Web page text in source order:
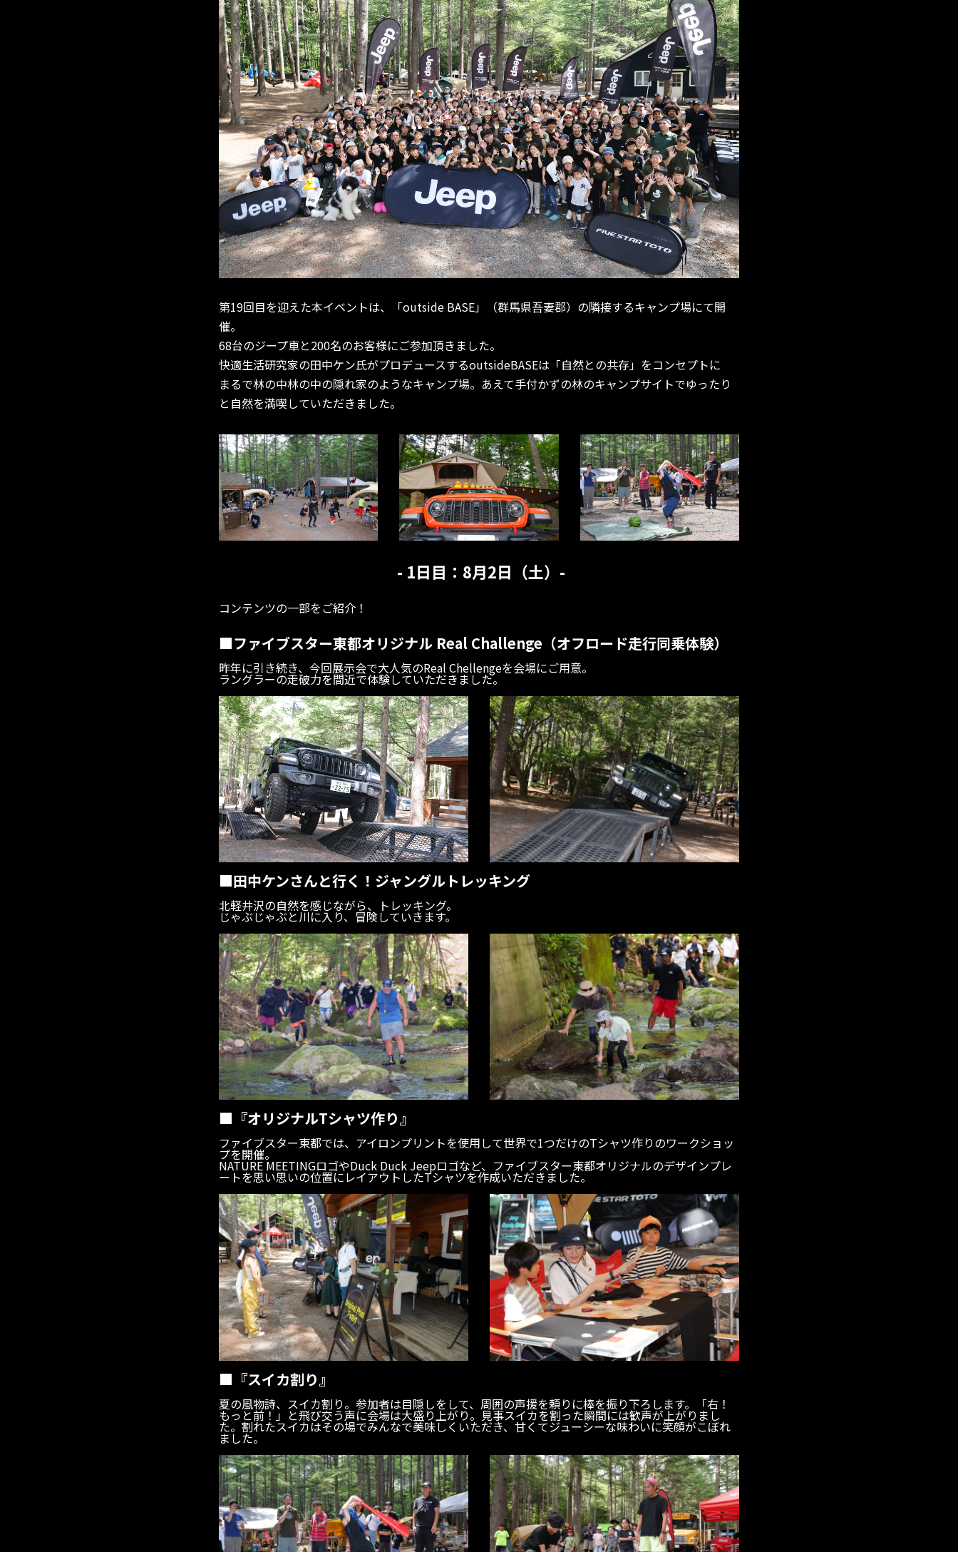
第19回目を迎えた本イベントは、「outside BASE」（群馬県吾妻郡）の隣接するキャンプ場にて開
催。
68台のジープ車と200名のお客様にご参加頂きました。
快適生活研究家の田中ケン氏がプロデュースするoutsideBASEは「自然との共存」をコンセプトに
まるで林の中林の中の隠れ家のようなキャンプ場。あえて手付かずの林のキャンプサイトでゆったり
と自然を満喫していただきました。
- 1日目：8月2日（土）-
コンテンツの一部をご紹介！
■ファイブスター東都オリジナル Real Challenge（オフロード走行同乗体験）
昨年に引き続き、今回展示会で大人気のReal Chellengeを会場にご用意。
ラングラーの走破力を間近で体験していただきました。
■田中ケンさんと行く！ジャングルトレッキング
北軽井沢の自然を感じながら、トレッキング。
じゃぶじゃぶと川に入り、冒険していきます。
■『オリジナルTシャツ作り』
ファイブスター東都では、アイロンプリントを使用して世界で1つだけのTシャツ作りのワークショッ
プを開催。
NATURE MEETINGロゴやDuck Duck Jeepロゴなど、ファイブスター東都オリジナルのデザインプレ
ートを思い思いの位置にレイアウトしたTシャツを作成いただきました。
■『スイカ割り』
夏の風物詩、スイカ割り。参加者は目隠しをして、周囲の声援を頼りに棒を振り下ろします。「右！
もっと前！」と飛び交う声に会場は大盛り上がり。見事スイカを割った瞬間には歓声が上がりまし
た。割れたスイカはその場でみんなで美味しくいただき、甘くてジューシーな味わいに笑顔がこぼれ
ました。